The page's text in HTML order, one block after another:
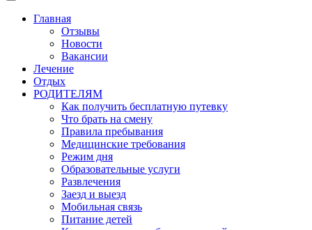
Главная
Отзывы
Новости
Вакансии
Лечение
Отдых
РОДИТЕЛЯМ
Как получить бесплатную путевку
Что брать на смену
Правила пребывания
Медицинские требования
Режим дня
Образовательные услуги
Развлечения
Заезд и выезд
Мобильная связь
Питание детей